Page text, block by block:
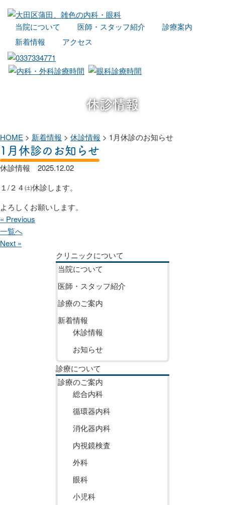
当院について 医師・スタッフ紹介
診療案内
新着情報
アクセス
休診情報
HOME > 新着情報 > 休診情報 > 1月休診のお知らせ
1月休診のお知らせ
休診情報
2025.12.02
１/２４㈯休診します。
よろしくお願いします。
« Previous
一覧へ
Next »
クリニックについて
当院について
医師・スタッフ紹介
診療のご案内
新着情報
休診情報
お知らせ
診療について
診療のご案内
総合内科
循環器内科
消化器内科
内視鏡検査
外科
眼科
小児科